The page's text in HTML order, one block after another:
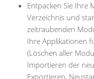
Entpacken Sie Ihre
Verzeichnis und
zeitraubenden
Ihre Applikationen
(Löschen aller
Importieren der
Exportieren,